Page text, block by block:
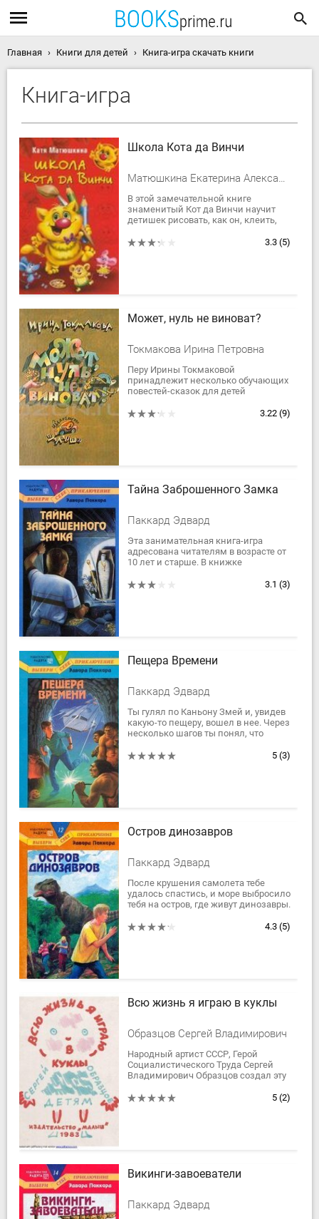
Главная Книги для детей Книга-игра скачать книги
Книга-игра
Школа Кота да Винчи
Матюшкина Екатерина Александровна
В этой замечательной книге
знаменитый Кот да Винчи научит
детишек рисовать, как он, клеить,
суперножницы и шифровать, как
3.3 (5)
Может, нуль не виноват?
Токмакова Ирина Петровна
Перу Ирины Токмаковой
принадлежит несколько обучающих
повестей-сказок для детей
возраста. Эти веселые учебники в
3.22 (9)
Тайна Заброшенного Замка
Паккард Эдвард
Эта занимательная книга-игра
адресована читателям в возрасте от
10 лет и старше. В книжке
Читателю предстоит сделать массу
3.1 (3)
Пещера Времени
Паккард Эдвард
Ты гулял по Каньону Змей и, увидев
какую-то пещеру, вошел в нее. Через
несколько шагов ты понял, что
тобой два тоннеля: один...
5 (3)
Остров динозавров
Паккард Эдвард
После крушения самолета тебе
удалось спастись, и море выбросило
тебя на остров, где живут динозавры.
появились там благодаря...
4.3 (5)
Всю жизнь я играю в куклы
Образцов Сергей Владимирович
Народный артист СССР, Герой
Социалистического Труда Сергей
Владимирович Образцов создал эту
Владимирович является и автором,
5 (2)
Викинги-завоеватели
Паккард Эдвард